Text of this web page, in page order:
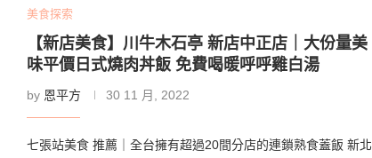
美食探索
【新店美食】川牛木石亭 新店中正店｜大份量美
味平價日式燒肉丼飯 免費喝暖呼呼雞白湯
by 恩平方 30 11 月, 2022
七張站美食 推薦｜全台擁有超過20間分店的連鎖熟食蓋飯 新北